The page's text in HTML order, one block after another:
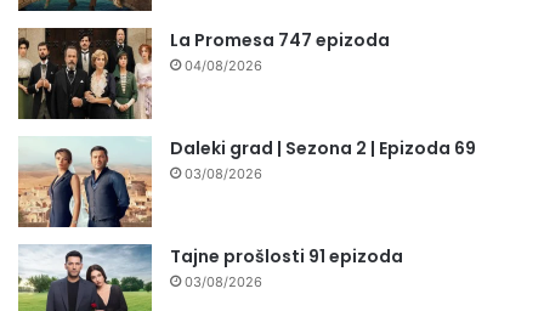
La Promesa 747 epizoda
04/08/2026
Daleki grad | Sezona 2 | Epizoda 69
03/08/2026
Tajne prošlosti 91 epizoda
03/08/2026